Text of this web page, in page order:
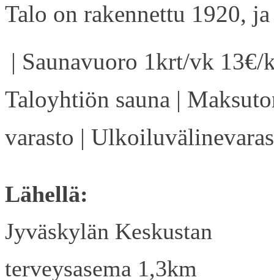
Talo on rakennettu 1920,
| Saunavuoro 1krt/vk
Taloyhtiön sauna |
varasto |
Lähellä:
Jyväskylän Keskustan
terveysasema 1,3km